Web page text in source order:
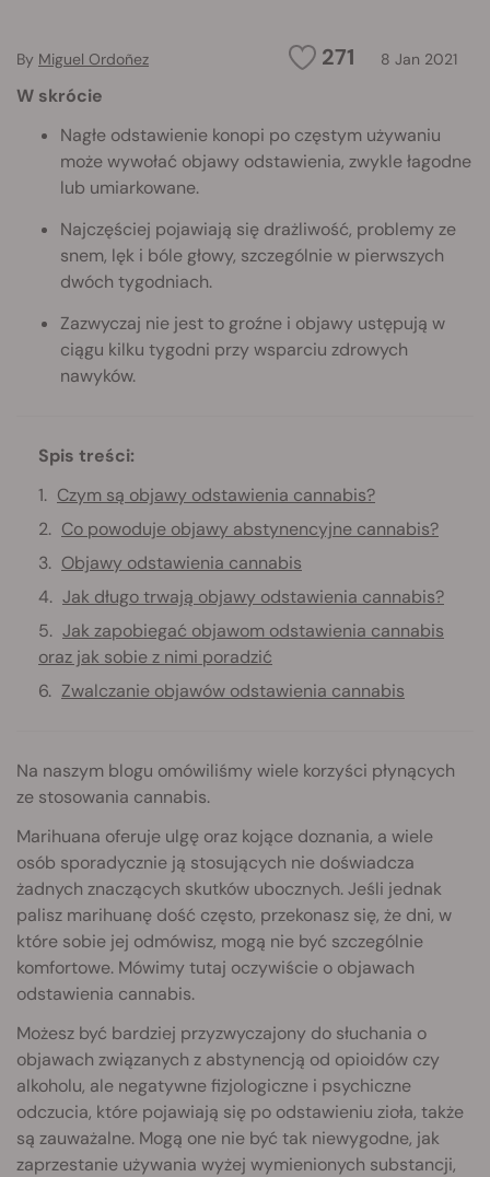
271 8 Jan 2021
By Miguel Ordoñez
W skrócie
Nagłe odstawienie konopi po częstym używaniu
może wywołać objawy odstawienia, zwykle łagodne
lub umiarkowane.
Najczęściej pojawiają się drażliwość, problemy ze
snem, lęk i bóle głowy, szczególnie w pierwszych
dwóch tygodniach.
Zazwyczaj nie jest to groźne i objawy ustępują w
ciągu kilku tygodni przy wsparciu zdrowych
nawyków.
Spis treści:
Czym są objawy odstawienia cannabis?
Co powoduje objawy abstynencyjne cannabis?
Objawy odstawienia cannabis
Jak długo trwają objawy odstawienia cannabis?
Jak zapobiegać objawom odstawienia cannabis
oraz jak sobie z nimi poradzić
Zwalczanie objawów odstawienia cannabis
Na naszym blogu omówiliśmy wiele korzyści płynących
ze stosowania cannabis.
Marihuana oferuje ulgę oraz kojące doznania, a wiele
osób sporadycznie ją stosujących nie doświadcza
żadnych znaczących skutków ubocznych. Jeśli jednak
palisz marihuanę dość często, przekonasz się, że dni, w
które sobie jej odmówisz, mogą nie być szczególnie
komfortowe. Mówimy tutaj oczywiście o objawach
odstawienia cannabis.
Możesz być bardziej przyzwyczajony do słuchania o
objawach związanych z abstynencją od opioidów czy
alkoholu, ale negatywne fizjologiczne i psychiczne
odczucia, które pojawiają się po odstawieniu zioła, także
są zauważalne. Mogą one nie być tak niewygodne, jak
zaprzestanie używania wyżej wymienionych substancji,